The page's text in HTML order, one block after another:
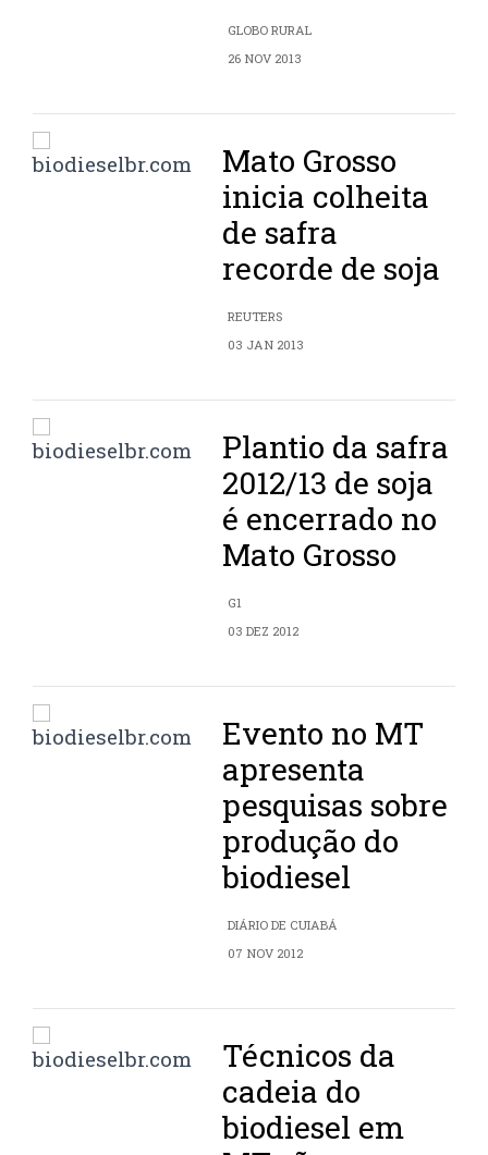
GLOBO RURAL
26 NOV 2013
Mato Grosso
inicia colheita
de safra
recorde de soja
REUTERS
03 JAN 2013
Plantio da safra
2012/13 de soja
é encerrado no
Mato Grosso
G1
03 DEZ 2012
Evento no MT
apresenta
pesquisas sobre
produção do
biodiesel
DIÁRIO DE CUIABÁ
07 NOV 2012
Técnicos da
cadeia do
biodiesel em